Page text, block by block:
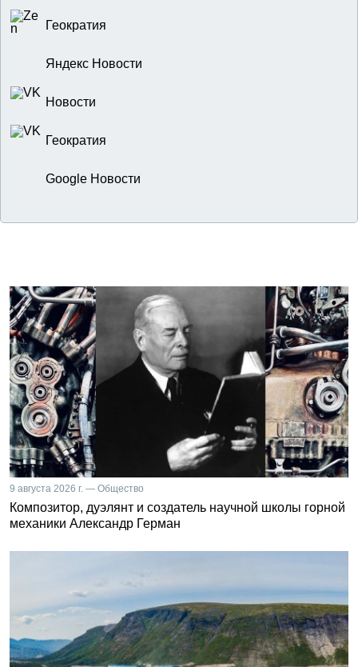
Геократия
Яндекс Новости
Новости
Геократия
Google Новости
9 августа 2026 г. — Общество
Композитор, дуэлянт и создатель научной школы горной
механики Александр Герман